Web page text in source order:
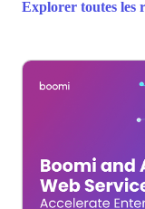
Explorer toutes les